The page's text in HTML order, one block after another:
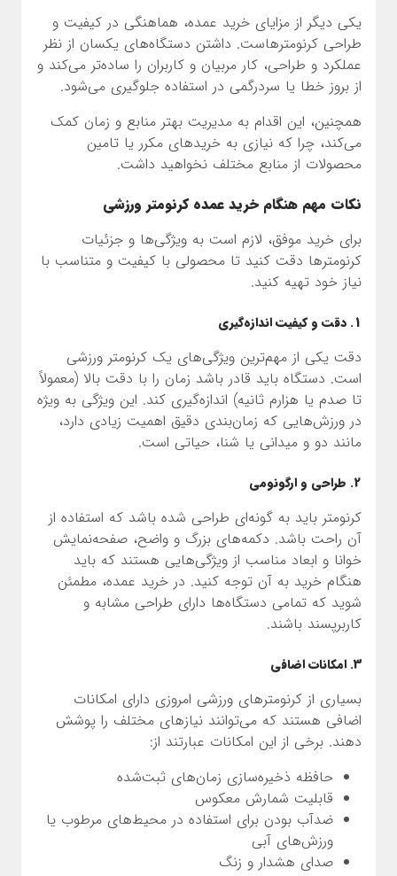
یکی دیگر از مزایای خرید عمده، هماهنگی در کیفیت و
طراحی کرنومترهاست. داشتن دستگاه‌های یکسان از نظر
عملکرد و طراحی، کار مربیان و کاربران را ساده‌تر می‌کند و
از بروز خطا یا سردرگمی در استفاده جلوگیری می‌شود.
همچنین، این اقدام به مدیریت بهتر منابع و زمان کمک
می‌کند، چرا که نیازی به خریدهای مکرر یا تامین
محصولات از منابع مختلف نخواهید داشت.
نکات مهم هنگام خرید عمده کرنومتر ورزشی
برای خرید موفق، لازم است به ویژگی‌ها و جزئیات
کرنومترها دقت کنید تا محصولی با کیفیت و متناسب با
نیاز خود تهیه کنید.
1. دقت و کیفیت اندازه‌گیری
دقت یکی از مهم‌ترین ویژگی‌های یک کرنومتر ورزشی
است. دستگاه باید قادر باشد زمان را با دقت بالا (معمولاً
تا صدم یا هزارم ثانیه) اندازه‌گیری کند. این ویژگی به ویژه
در ورزش‌هایی که زمان‌بندی دقیق اهمیت زیادی دارد،
مانند دو و میدانی یا شنا، حیاتی است.
2. طراحی و ارگونومی
کرنومتر باید به گونه‌ای طراحی شده باشد که استفاده از
آن راحت باشد. دکمه‌های بزرگ و واضح، صفحه‌نمایش
خوانا و ابعاد مناسب از ویژگی‌هایی هستند که باید
هنگام خرید به آن توجه کنید. در خرید عمده، مطمئن
شوید که تمامی دستگاه‌ها دارای طراحی مشابه و
کاربرپسند باشند.
3. امکانات اضافی
بسیاری از کرنومترهای ورزشی امروزی دارای امکانات
اضافی هستند که می‌توانند نیازهای مختلف را پوشش
دهند. برخی از این امکانات عبارتند از:
حافظه ذخیره‌سازی زمان‌های ثبت‌شده
قابلیت شمارش معکوس
ضدآب بودن برای استفاده در محیط‌های مرطوب یا
ورزش‌های آبی
صدای هشدار و زنگ